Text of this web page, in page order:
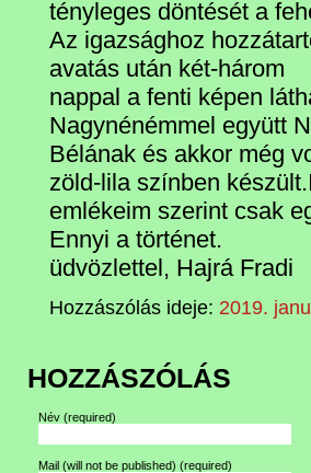
tényleges döntését a
Az igazsághoz
avatás után két-három
nappal a fenti képen
Nagynénémmel együtt
Bélának és akkor még
zöld-lila színben
emlékeim szerint csak
Ennyi a történet.
üdvözlettel, Hajrá Fradi
Hozzászólás ideje: 2019.
HOZZÁSZÓLÁS
Név (required)
Mail (will not be published) (required)